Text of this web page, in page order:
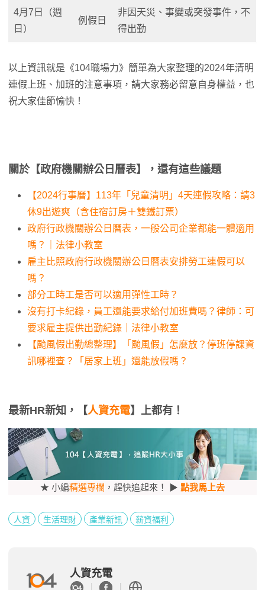
4月7日（週
日）
例假日
非因天災、事變或突發事件，不
得出勤
以上資訊就是《104職場力》簡單為大家整理的2024年清明
連假上班、加班的注意事項，請大家務必留意自身權益，也
祝大家佳節愉快！
關於【政府機關辦公日曆表】，還有這些議題
【2024行事曆】113年「兒童清明」4天連假攻略：請3
休9出遊爽（含住宿訂房＋雙鐵訂票）
政府行政機關辦公日曆表，一般公司企業都能一體適用
嗎？｜法律小教室
雇主比照政府行政機關辦公日曆表安排勞工連假可以
嗎？
部分工時工是否可以適用彈性工時？
沒有打卡紀錄，員工還能要求給付加班費嗎？律師：可
要求雇主提供出勤紀錄｜法律小教室
【颱風假出勤總整理】「颱風假」怎麼放？停班停課資
訊哪裡查？「居家上班」還能放假嗎？
最新HR新知，【人資充電】上都有！
★ 小編精選專欄 ，趕快追起來！ ▶ 點我馬上去
人資 生活理財 產業新訊 薪資福利
人資充電